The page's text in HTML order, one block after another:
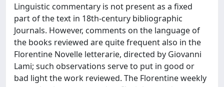
Linguistic commentary is not present as a fixed
part of the text in 18th-century bibliographic
Journals. However, comments on the language of
the books reviewed are quite frequent also in the
Florentine Novelle letterarie, directed by Giovanni
Lami; such observations serve to put in good or
bad light the work reviewed. The Florentine weekly